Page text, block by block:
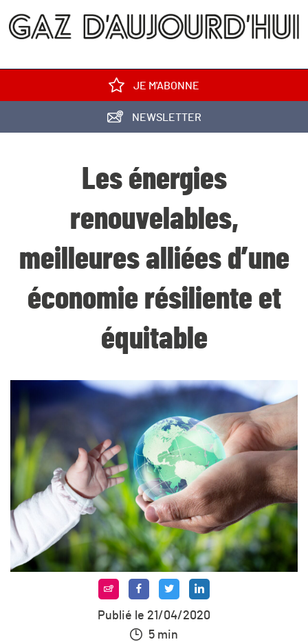
JE M'ABONNE
NEWSLETTER
Les énergies
renouvelables,
meilleures alliées d’une
économie résiliente et
équitable
Publié le 21/04/2020
5 min